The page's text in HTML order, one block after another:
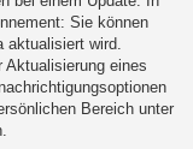
Sie können
aktualisiert wird.
Aktualisierung eines
Bereich unter